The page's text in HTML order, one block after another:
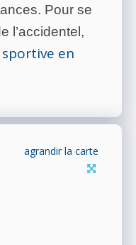
Pour se
l’accidentel,
sportive en
agrandir la carte